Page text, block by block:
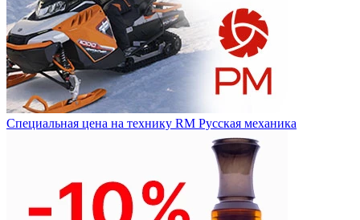
Специальная цена на технику RM Русская механика